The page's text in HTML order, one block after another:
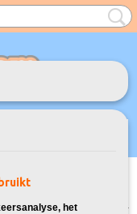
UW WINKELWAGEN
HP
het